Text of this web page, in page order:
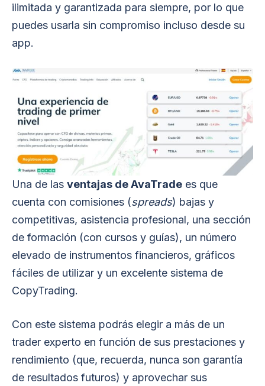
ilimitada y garantizada para siempre, por lo que
puedes usarla sin compromiso incluso desde su
app.
Una de las ventajas de AvaTrade es que
cuenta con comisiones (spreads) bajas y
competitivas, asistencia profesional, una sección
de formación (con cursos y guías), un número
elevado de instrumentos financieros, gráficos
fáciles de utilizar y un excelente sistema de
CopyTrading.
Con este sistema podrás elegir a más de un
trader experto en función de sus prestaciones y
rendimiento (que, recuerda, nunca son garantía
de resultados futuros) y aprovechar sus